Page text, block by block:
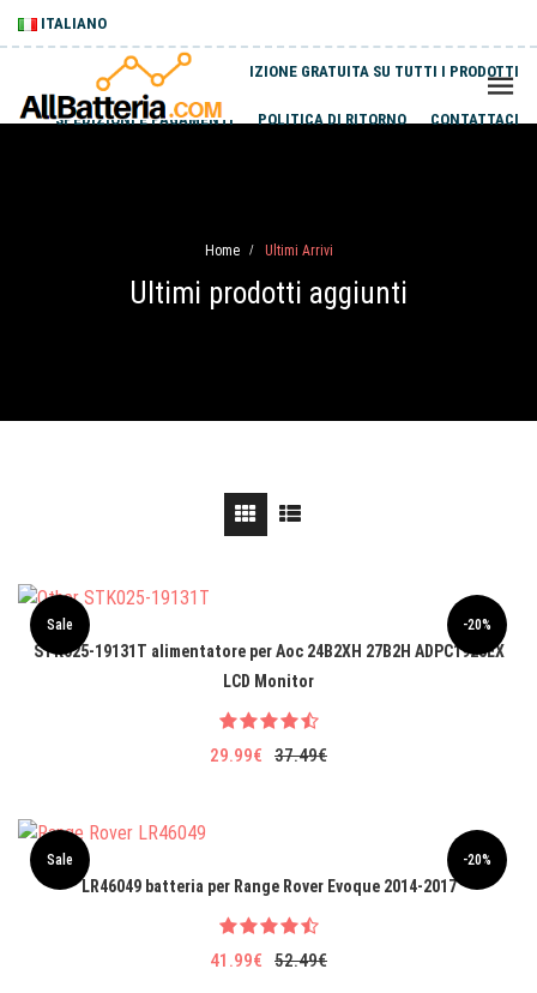
ITALIANO
SPEDIZIONE GRATUITA SU TUTTI I PRODOTTI
SPEDIZIONI E PAGAMENTI POLITICA DI RITORNO CONTATTACI
Home / Ultimi Arrivi
Ultimi prodotti aggiunti
Sale -20%
STK025-19131T alimentatore per Aoc 24B2XH 27B2H ADPC1925EX
LCD Monitor
29.99€ 37.49€
Sale -20%
LR46049 batteria per Range Rover Evoque 2014-2017
41.99€ 52.49€